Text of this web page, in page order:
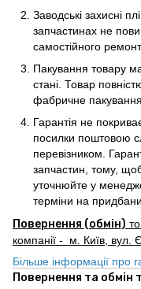
Заводські захисні
запчастинах не
самостійного
Пакування товару
стані. Товар
фабричне пакування.
Гарантія не
посилки поштовою
перевізником.
запчастин, тому,
уточнюйте у
терміни на
Повернення (обмін)
компанії - м. Київ, вул.
Більше інформації про
Повернення та обмін